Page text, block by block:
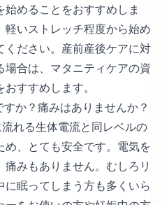
めることをおすすめしま
いストレッチ程度から始め
ださい。産前産後ケアに対
合は、マタニティケアの資
すすめします。
か？痛みはありませんか？
れる生体電流と同レベルの
、とても安全です。電気を
みもありません。むしろリ
眠ってしまう方も多くいら